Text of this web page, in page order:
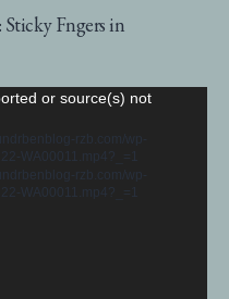
Fngers in
or source(s) not
rzb.com/wp-
WA00011.mp4?_=1
rzb.com/wp-
WA00011.mp4?_=1